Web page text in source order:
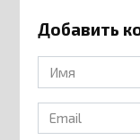
Добавить
Имя
*
Email
*